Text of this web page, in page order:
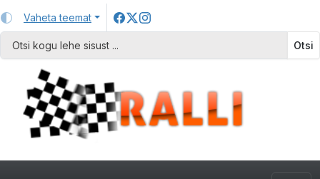
Vaheta teemat
Otsi